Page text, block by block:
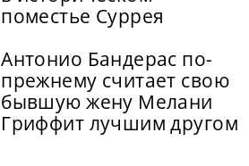
поместье Суррея
Антонио Бандерас по-
прежнему считает свою
бывшую жену Мелани
Гриффит лучшим другом